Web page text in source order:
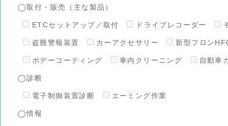
◯取付・販売（主な製品）
ETCセットアップ／取付 ドライブレコーダー
盗難警報装置 カーアクセサリー 新型フロン
ボデーコーティング 車内クリーニング 自動車
◯診断
電子制御装置診断 エーミング作業
◯情報